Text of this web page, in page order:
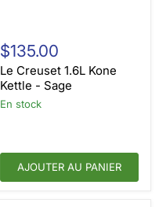
Creuset
1.6L
Kone
Kettle
Sage
$135.00
Le Creuset 1.6L Kone
Kettle - Sage
en stock
AJOUTER AU PANIER